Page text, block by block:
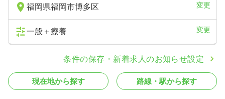
福岡県福岡市博多区 変更
一般＋療養 変更
条件の保存・新着求人のお知らせ設定
現在地から探す 路線・駅から探す